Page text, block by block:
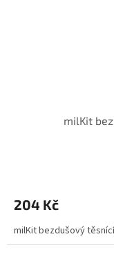
milKit
204 Kč
milKit bezdušový